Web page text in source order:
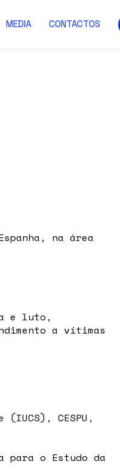
MEDIA CONTACTOS
na área
e luto,
a vítimas
CESPU,
para o Estudo da